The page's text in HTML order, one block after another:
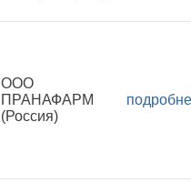
ООО
ПРАНАФАРМ
(Россия)